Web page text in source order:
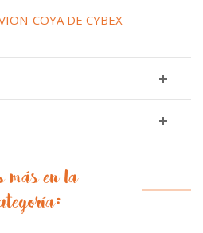
COYA DE CYBEX
más en la